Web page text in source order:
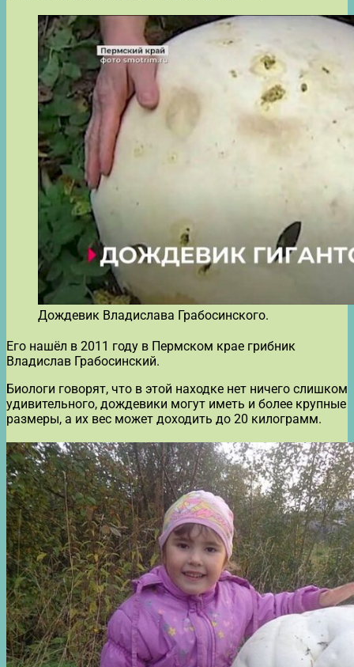
Дождевик Владислава Грабосинского.
Его нашёл в 2011 году в Пермском крае грибник
Владислав Грабосинский.
Биологи говорят, что в этой находке нет ничего слишком
удивительного, дождевики могут иметь и более крупные
размеры, а их вес может доходить до 20 килограмм.